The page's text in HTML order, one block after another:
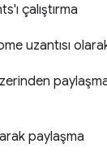
çalıştırma
uzantısı
paylaşma